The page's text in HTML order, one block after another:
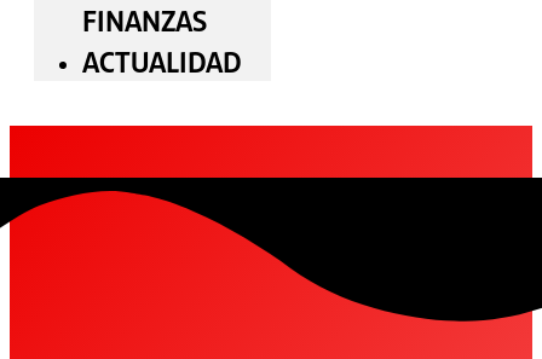
FINANZAS
ACTUALIDAD